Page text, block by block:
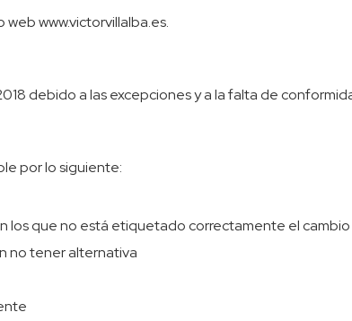
www.victorvillalba.es.
debido a las excepciones y a la falta de
por lo siguiente:
los que no está etiquetado correctamente el
no tener alternativa